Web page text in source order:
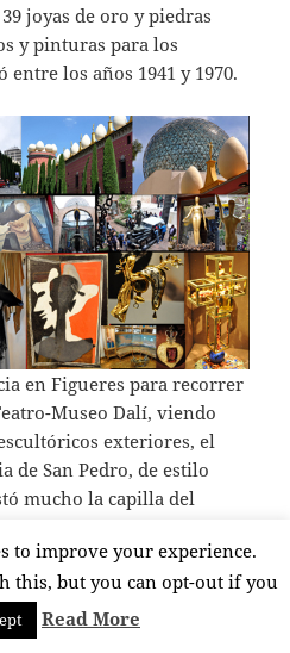
joyas de oro y piedras
y pinturas para los
los años 1941 y 1970.
en Figueres para recorrer
Museo Dalí, viendo
exteriores, el
de San Pedro, de estilo
mucho la capilla del
para acceder hay que
del Joguet de
inaugurado en el
del antiguo Hotel
to improve your experience.
this, but you can opt-out if you
Read More